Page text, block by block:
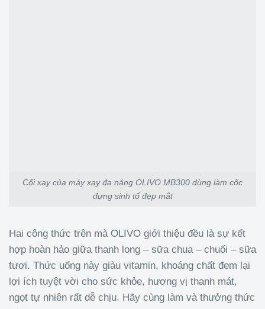
Cối xay của máy xay đa năng OLIVO MB300 dùng làm cốc
đựng sinh tố đẹp mắt
Hai công thức trên mà OLIVO giới thiệu đều là sự kết
hợp hoàn hảo giữa thanh long – sữa chua – chuối – sữa
tươi. Thức uống này giàu vitamin, khoáng chất đem lại
lợi ích tuyệt vời cho sức khỏe, hương vị thanh mát,
ngọt tự nhiên rất dễ chịu. Hãy cùng làm và thưởng thức